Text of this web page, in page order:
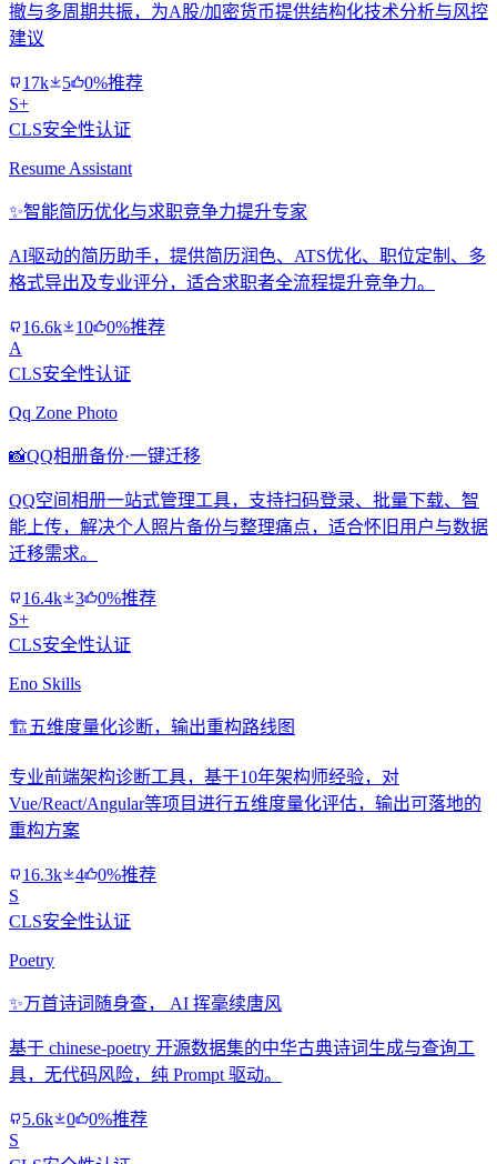
撤与多周期共振，为A股/加密货币提供结构化技术分析与风控
建议
17k 5
0%推荐
S+
CLS安全性认证
Resume Assistant
✨智能简历优化与求职竞争力提升专家
AI驱动的简历助手，提供简历润色、ATS优化、职位定制、多
格式导出及专业评分，适合求职者全流程提升竞争力。
16.6k 10
0%推荐
A
CLS安全性认证
Qq Zone Photo
📸QQ相册备份·一键迁移
QQ空间相册一站式管理工具，支持扫码登录、批量下载、智
能上传，解决个人照片备份与整理痛点，适合怀旧用户与数据
迁移需求。
16.4k 3
0%推荐
S+
CLS安全性认证
Eno Skills
🏗️五维度量化诊断，输出重构路线图
专业前端架构诊断工具，基于10年架构师经验，对
Vue/React/Angular等项目进行五维度量化评估，输出可落地的
重构方案
16.3k 4
0%推荐
S
CLS安全性认证
Poetry
✨万首诗词随身查， AI 挥毫续唐风
基于 chinese-poetry 开源数据集的中华古典诗词生成与查询工
具，无代码风险，纯 Prompt 驱动。
5.6k 0
0%推荐
S